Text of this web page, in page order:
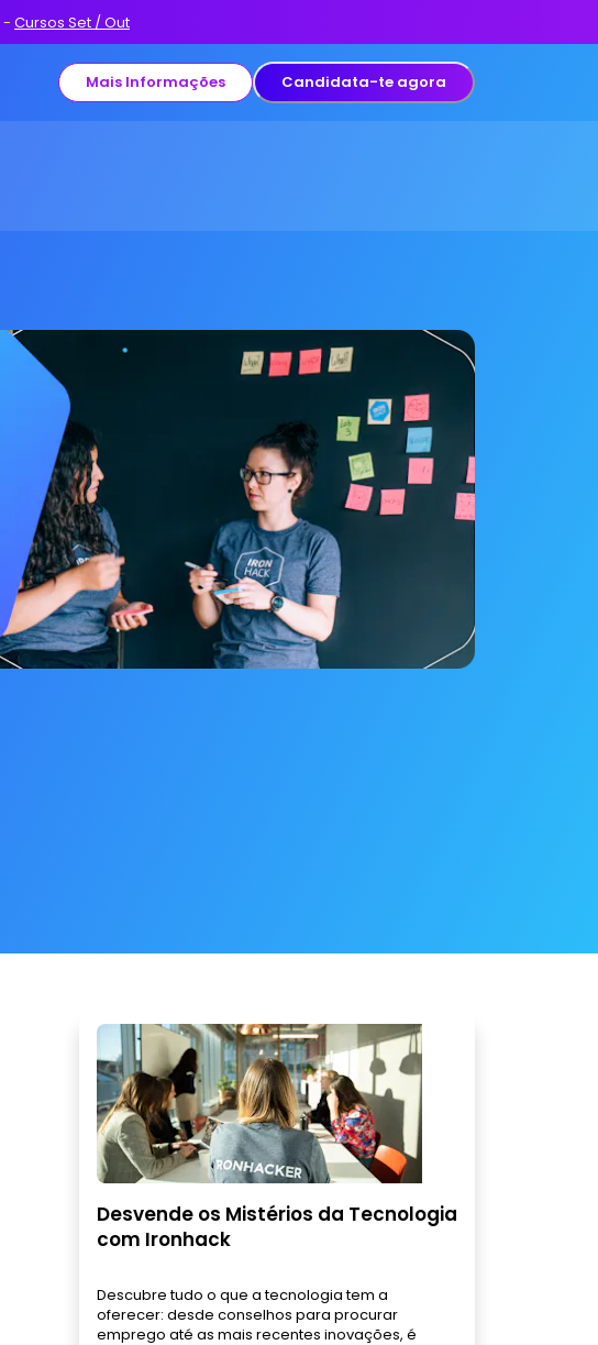
- Cursos Set / Out
Mais Informações Candidata-te agora
Desvende os Mistérios da Tecnologia
com Ironhack
Descubre tudo o que a tecnologia tem a
oferecer: desde conselhos para procurar
emprego até as mais recentes inovações, é